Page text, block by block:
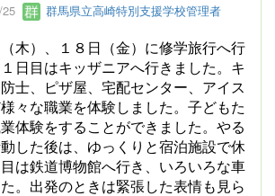
群馬県立高崎特別支援学校管理者
木）、１８日（金）に修学旅行へ行
日目はキッザニアへ行きました。キ
士、ピザ屋、宅配センター、アイス
々な職業を体験しました。子どもた
体験をすることができました。やる
した後は、ゆっくりと宿泊施設で休
は鉄道博物館へ行き、いろいろな車
。出発のときは緊張した表情も見ら